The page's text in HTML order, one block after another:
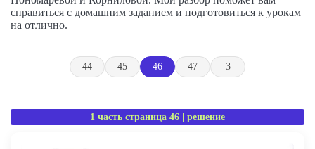
справиться с домашним заданием и подготовиться к урокам
на отлично.
44 45 46 47 3
1 часть страница 46 | решение